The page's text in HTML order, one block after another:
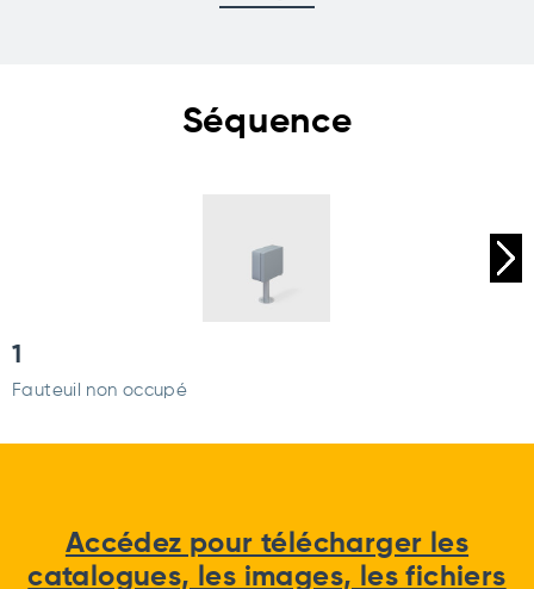
Séquence
1
Fauteuil non occupé
Accédez pour télécharger les
catalogues, les images, les fichiers